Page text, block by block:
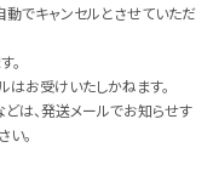
でキャンセルとさせていただ
。
お受けいたしかねます。
は、発送メールでお知らせす
。